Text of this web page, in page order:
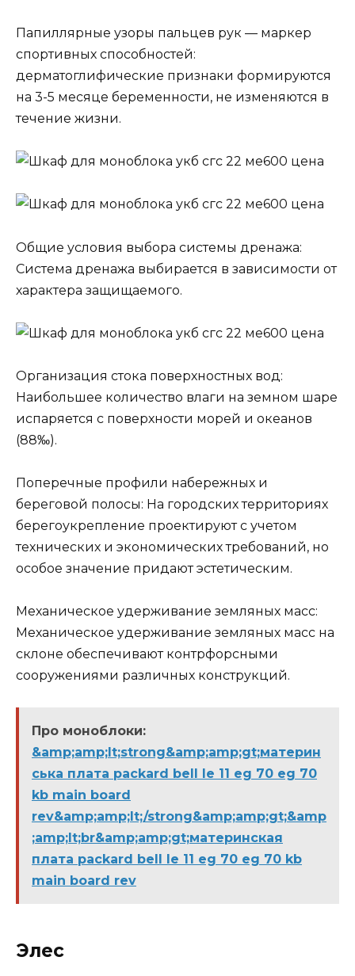
Папиллярные узоры пальцев рук — маркер
спортивных способностей:
дерматоглифические признаки формируются
на 3-5 месяце беременности, не изменяются в
течение жизни.
Общие условия выбора системы дренажа:
Система дренажа выбирается в зависимости от
характера защищаемого.
Организация стока поверхностных вод:
Наибольшее количество влаги на земном шаре
испаряется с поверхности морей и океанов
(88‰).
Поперечные профили набережных и
береговой полосы: На городских территориях
берегоукрепление проектируют с учетом
технических и экономических требований, но
особое значение придают эстетическим.
Механическое удерживание земляных масс:
Механическое удерживание земляных масс на
склоне обеспечивают контрфорсными
сооружениями различных конструкций.
Про моноблоки:
&amp;amp;lt;strong&amp;amp;gt;материн
ська плата packard bell le 11 eg 70 eg 70
kb main board
rev&amp;amp;lt;/strong&amp;amp;gt;&amp
;amp;lt;br&amp;amp;gt;материнская
плата packard bell le 11 eg 70 eg 70 kb
main board rev
Элес